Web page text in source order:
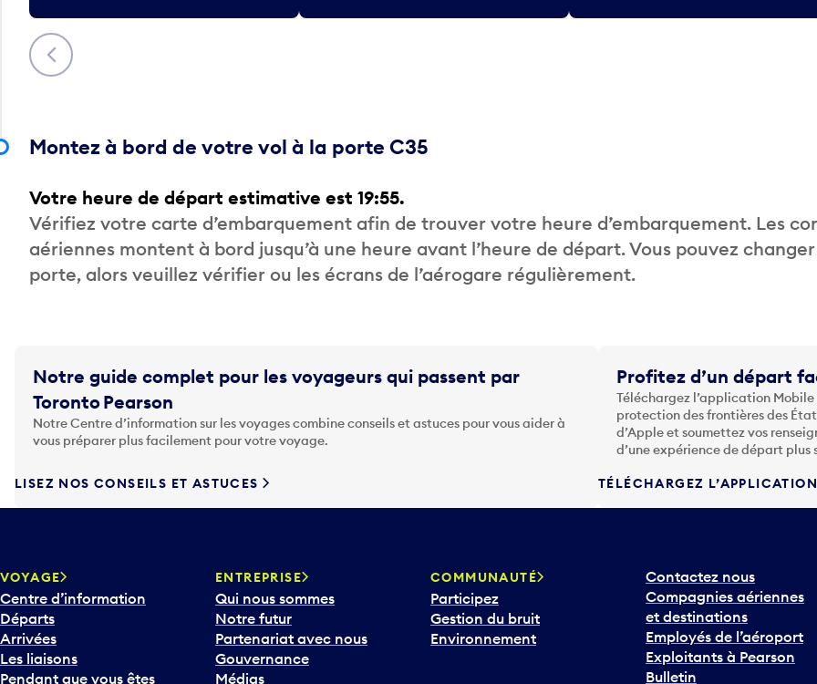
Précédent
Montez à bord de votre vol à la porte C35
Votre heure de départ estimative est 19:55.
Vérifiez votre carte d’embarquement afin de trouver votre heure d’embarquement. Les
aériennes montent à bord jusqu’à une heure avant l’heure de départ. Vous pouvez
porte, alors veuillez vérifier ou les écrans de l’aérogare régulièrement.
Notre guide complet pour les voyageurs qui passent par
Toronto Pearson
Notre Centre d’information sur les voyages combine conseils et astuces pour vous aider à
vous préparer plus facilement pour votre voyage.
LISEZ NOS CONSEILS ET ASTUCES
Profitez d’un départ
Téléchargez l’application
protection des frontières des
d’Apple et soumettez vos
d’une expérience de départ plus
TÉLÉCHARGEZ L’APPLICATION
VOYAGE
Centre d’information
Départs
Arrivées
Les liaisons
Pendant que vous êtes
ENTREPRISE
Qui nous sommes
Notre futur
Partenariat avec nous
Gouvernance
Médias
COMMUNAUTÉ
Participez
Gestion du bruit
Environnement
Contactez nous
Compagnies aériennes
et destinations
Employés de l’aéroport
Exploitants à Pearson
Bulletin